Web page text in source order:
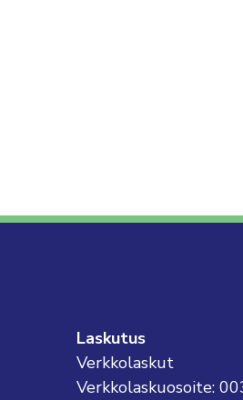
Laskutus
Verkkolaskut
Verkkolaskuosoite: